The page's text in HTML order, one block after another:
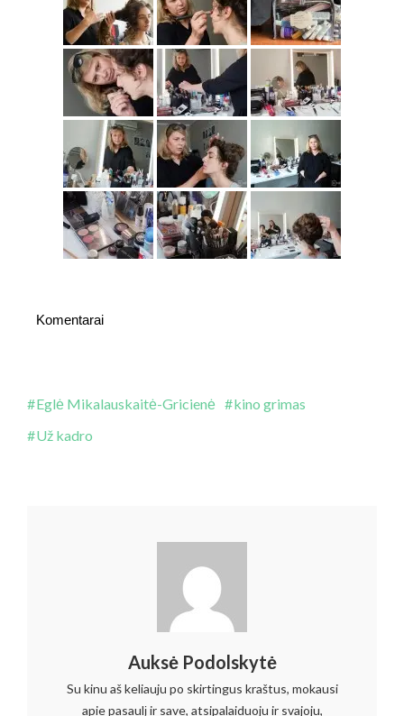
Komentarai
Eglė Mikalauskaitė-Gricienė
kino grimas
Už kadro
Auksė Podolskytė
Su kinu aš keliauju po skirtingus kraštus, mokausi
apie pasaulį ir save, atsipalaiduoju ir svajoju,